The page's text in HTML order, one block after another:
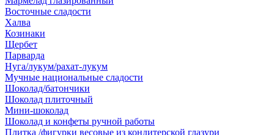
Восточные сладости
Халва
Козинаки
Щербет
Парварда
Нуга/лукум/рахат-лукум
Мучные национальные сладости
Шоколад/батончики
Шоколад плиточный
Мини-шоколад
Шоколад и конфеты ручной работы
Плитка /фигурки весовые из кондитерской глазури